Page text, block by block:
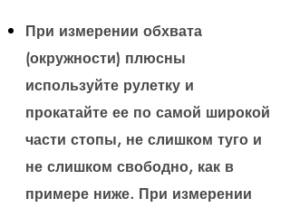
При измерении обхвата
(окружности) плюсны
используйте рулетку и
прокатайте ее по самой широкой
части стопы, не слишком туго и
не слишком свободно, как в
примере ниже. При измерении